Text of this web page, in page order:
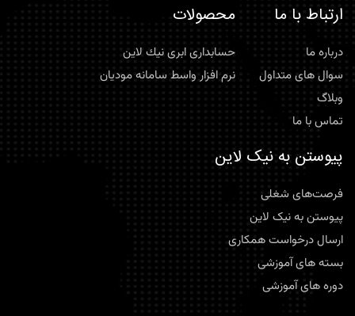
ارتباط با ما
درباره ما
سوال های متداول
وبلاگ
تماس با ما
محصولات
حسابداری ابری نيك لاين
نرم افزار واسط سامانه موديان
پیوستن به نیک لاین
فرصت‌های شغلی
پیوستن به نیک لاین
ارسال درخواست همکاری
بسته های آموزشی
دوره های آموزشی